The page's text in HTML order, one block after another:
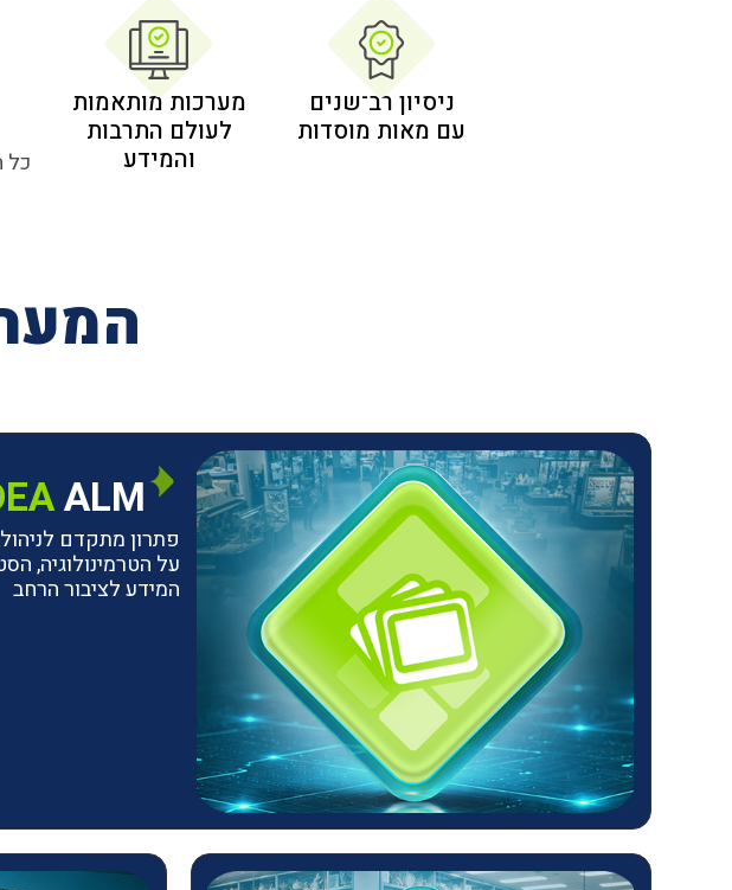
ניסיון רב־שנים
עם מאות מוסדות
מערכות מותאמות
לעולם התרבות
והמידע
כל
ALM
פתרון מתקדם
על הטרמינולוגיה,
המידע לציבור הרחב